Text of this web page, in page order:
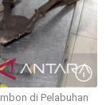
di Pelabuhan